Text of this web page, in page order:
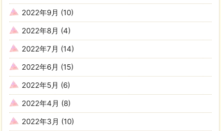
2022年9月 (10)
2022年8月 (4)
2022年7月 (14)
2022年6月 (15)
2022年5月 (6)
2022年4月 (8)
2022年3月 (10)